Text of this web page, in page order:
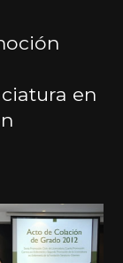
en